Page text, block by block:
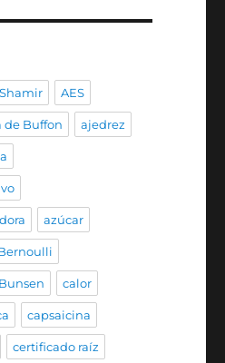
AES
de Buffon ajedrez
azúcar
Bunsen calor
capsaicina
certificado raíz